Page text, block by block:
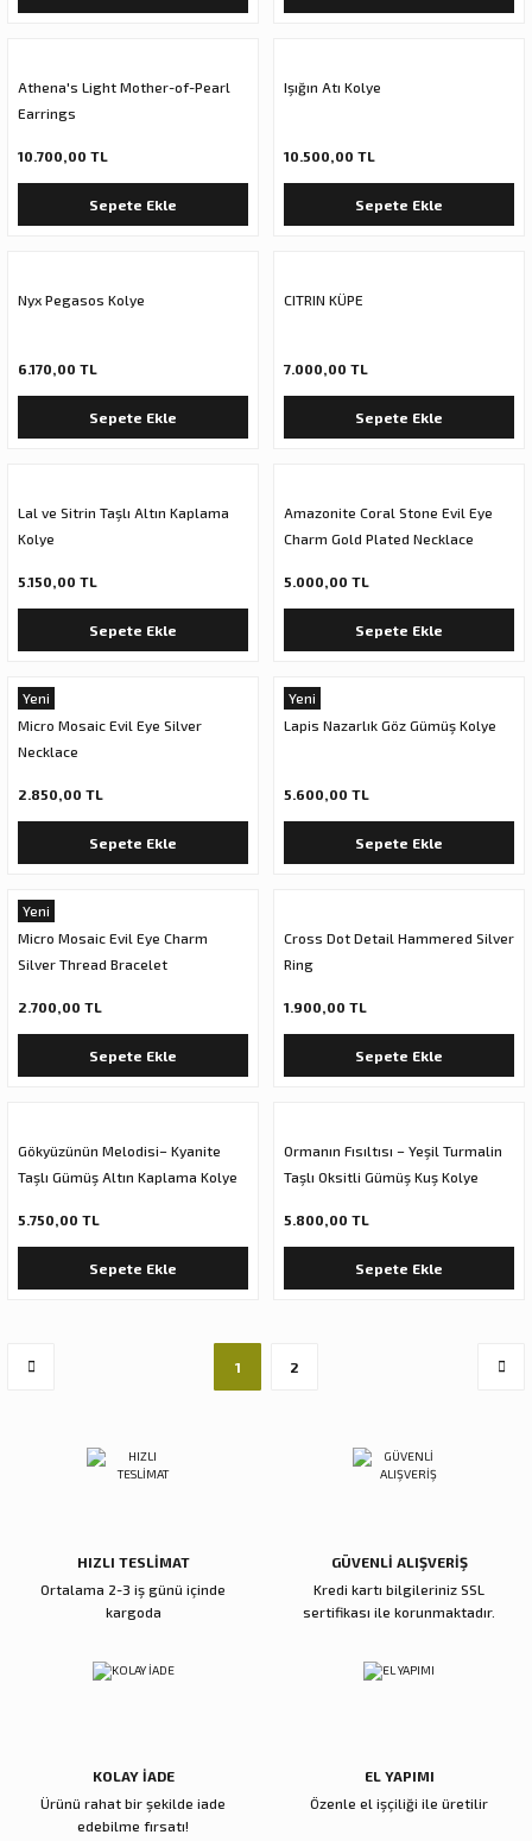
Athena's Light Mother-of-Pearl
Earrings
10.700,00 TL
Sepete Ekle
Işığın Atı Kolye
10.500,00 TL
Sepete Ekle
Nyx Pegasos Kolye
6.170,00 TL
Sepete Ekle
CITRIN KÜPE
7.000,00 TL
Sepete Ekle
Lal ve Sitrin Taşlı Altın Kaplama
Kolye
5.150,00 TL
Sepete Ekle
Amazonite Coral Stone Evil Eye
Charm Gold Plated Necklace
5.000,00 TL
Sepete Ekle
Yeni
Micro Mosaic Evil Eye Silver
Necklace
2.850,00 TL
Sepete Ekle
Yeni
Lapis Nazarlık Göz Gümüş Kolye
5.600,00 TL
Sepete Ekle
Yeni
Micro Mosaic Evil Eye Charm
Silver Thread Bracelet
2.700,00 TL
Sepete Ekle
Cross Dot Detail Hammered Silver
Ring
1.900,00 TL
Sepete Ekle
Gökyüzünün Melodisi– Kyanite
Taşlı Gümüş Altın Kaplama Kolye
5.750,00 TL
Sepete Ekle
Ormanın Fısıltısı – Yeşil Turmalin
Taşlı Oksitli Gümüş Kuş Kolye
5.800,00 TL
Sepete Ekle
1 2
HIZLI TESLİMAT
Ortalama 2-3 iş günü içinde
kargoda
GÜVENLİ ALIŞVERİŞ
Kredi kartı bilgileriniz SSL
sertifikası ile korunmaktadır.
KOLAY İADE
Ürünü rahat bir şekilde iade
edebilme fırsatı!
EL YAPIMI
Özenle el işçiliği ile üretilir